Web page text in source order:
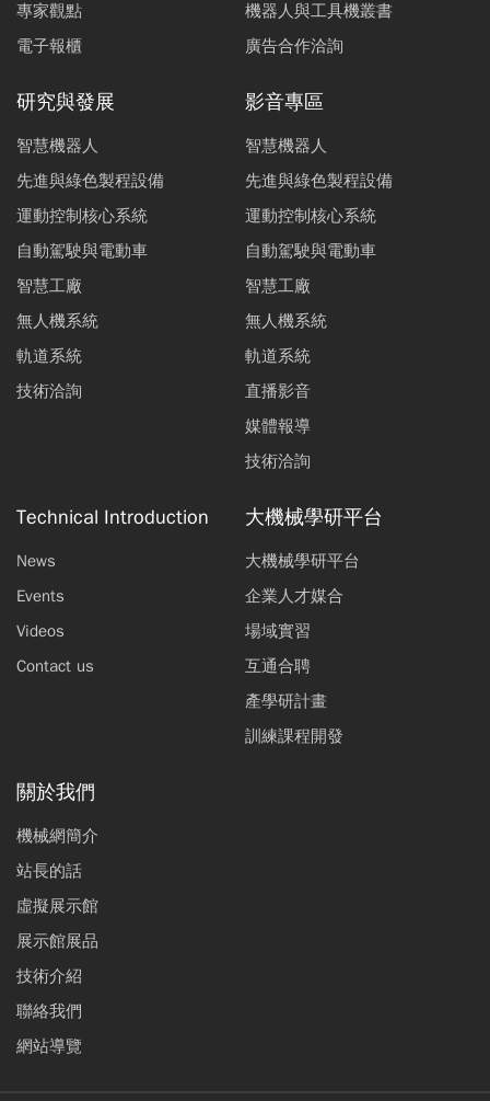
專家觀點
電子報櫃
機器人與工具機叢書
廣告合作洽詢
研究與發展
智慧機器人
先進與綠色製程設備
運動控制核心系統
自動駕駛與電動車
智慧工廠
無人機系統
軌道系統
技術洽詢
影音專區
智慧機器人
先進與綠色製程設備
運動控制核心系統
自動駕駛與電動車
智慧工廠
無人機系統
軌道系統
直播影音
媒體報導
技術洽詢
Technical Introduction
News
Events
Videos
Contact us
大機械學研平台
大機械學研平台
企業人才媒合
場域實習
互通合聘
產學研計畫
訓練課程開發
關於我們
機械網簡介
站長的話
虛擬展示館
展示館展品
技術介紹
聯絡我們
網站導覽